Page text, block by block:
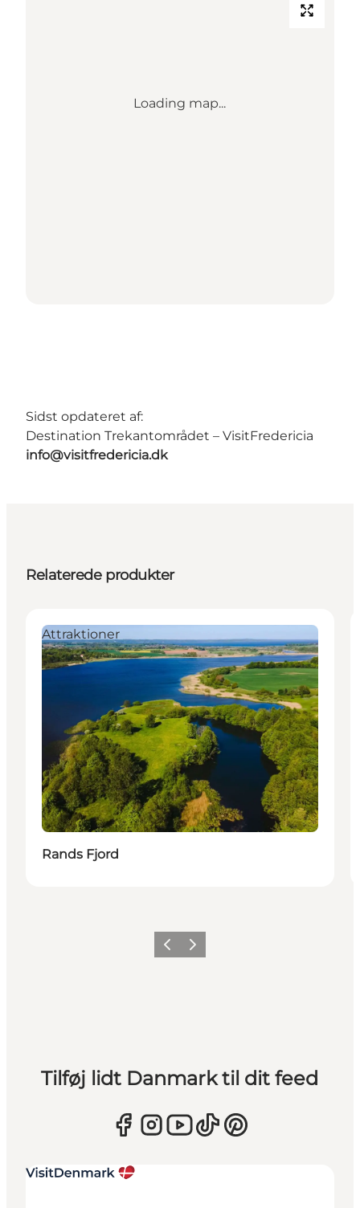
Loading map...
Sidst opdateret af:
Destination Trekantområdet – VisitFredericia
info@visitfredericia.dk
Relaterede produkter
Attraktioner
Rands Fjord
ForrigeNæste
Tilføj lidt Danmark til dit feed